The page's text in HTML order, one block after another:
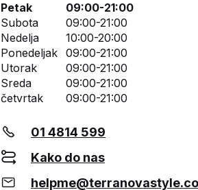
Petak
09:00-21:00
Subota
09:00-21:00
Nedelja
10:00-20:00
Ponedeljak 09:00-21:00
Utorak
09:00-21:00
Sreda
09:00-21:00
četvrtak
09:00-21:00
01 4814 599
Kako do nas